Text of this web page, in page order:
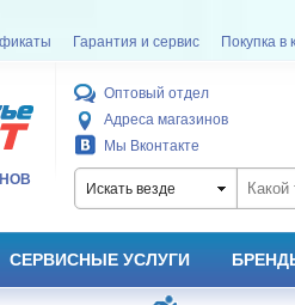
Гарантия и сервис Покупка в
Оптовый отдел
Адреса магазинов
Мы Вконтакте
Искать везде
СЕРВИСНЫЕ УСЛУГИ